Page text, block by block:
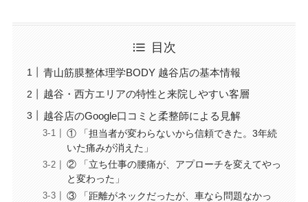
目次
青山筋膜整体理学BODY 越谷店の基本情報
越谷・西方エリアの特性と来院しやすい客層
越谷店のGoogle口コミと柔整師による見解
① 「担当者が変わらないから信頼できた。3年続
いた痛みが消えた」
② 「立ち仕事の腰痛が、アプローチを変えてやっ
と変わった」
③ 「距離がネックだったが、車なら問題なかっ